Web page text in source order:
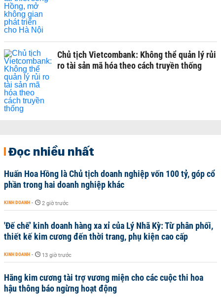
Chủ tịch Vietcombank: Không thể quản lý rủi
ro tài sản mã hóa theo cách truyền thống
Đọc nhiều nhất
Huấn Hoa Hồng là Chủ tịch doanh nghiệp vốn 100 tỷ, góp cổ
phần trong hai doanh nghiệp khác
KINH DOANH - 2 giờ trước
'Đế chế’ kinh doanh hàng xa xỉ của Lý Nhã Kỳ: Từ phân phối,
thiết kế kim cương đến thời trang, phụ kiện cao cấp
KINH DOANH - 13 giờ trước
Hãng kim cương tài trợ vương miện cho các cuộc thi hoa
hậu thông báo ngừng hoạt động